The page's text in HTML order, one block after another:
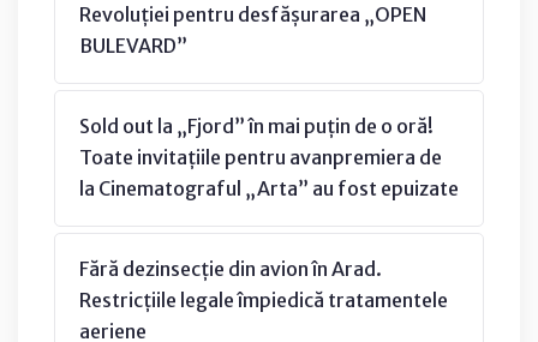
Revoluției pentru desfășurarea „OPEN
BULEVARD”
Sold out la „Fjord” în mai puțin de o oră!
Toate invitațiile pentru avanpremiera de
la Cinematograful „Arta” au fost epuizate
Fără dezinsecție din avion în Arad.
Restricțiile legale împiedică tratamentele
aeriene